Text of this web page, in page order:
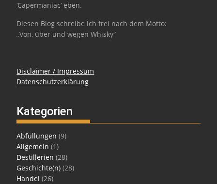
‘Capermaniac‘ eben.
Diesen Blog schreibe ich frei nach dem Motto:
„Von, über und wegen Whisky“
Disclaimer / Impressum
Datenschutzerklärung
Kategorien
Abfüllungen (9)
Allgemein (1)
Destillerien (28)
Geschichte(n) (28)
Handel (26)